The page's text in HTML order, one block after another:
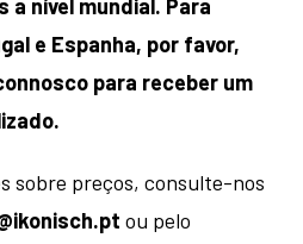
a nível mundial. Para
e Espanha, por favor,
para receber um
sobre preços, consulte-nos
ou pelo